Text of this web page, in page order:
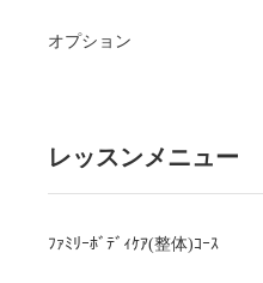
オプション
レッスンメニュー
ﾌｧﾐﾘｰﾎﾞﾃﾞｨｹｱ(整体)ｺｰｽ